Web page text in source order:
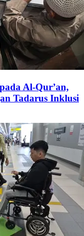
Al-Qur’an,
Tadarus Inklusi